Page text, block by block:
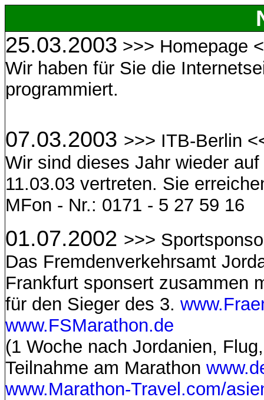
25.03.2003 >>> Homepage
Wir haben für Sie die
programmiert.
07.03.2003 >>> ITB-Berlin
Wir sind dieses Jahr wieder
11.03.03 vertreten. Sie
MFon - Nr.: 0171 - 5 27 59 16
01.07.2002 >>>
Das Fremdenverkehrsamt
Frankfurt sponsert zusammen
für den Sieger des 3.
www.FSMarathon.de
(1 Woche nach Jordanien,
Teilnahme am Marathon
www.Marathon-Travel.com/